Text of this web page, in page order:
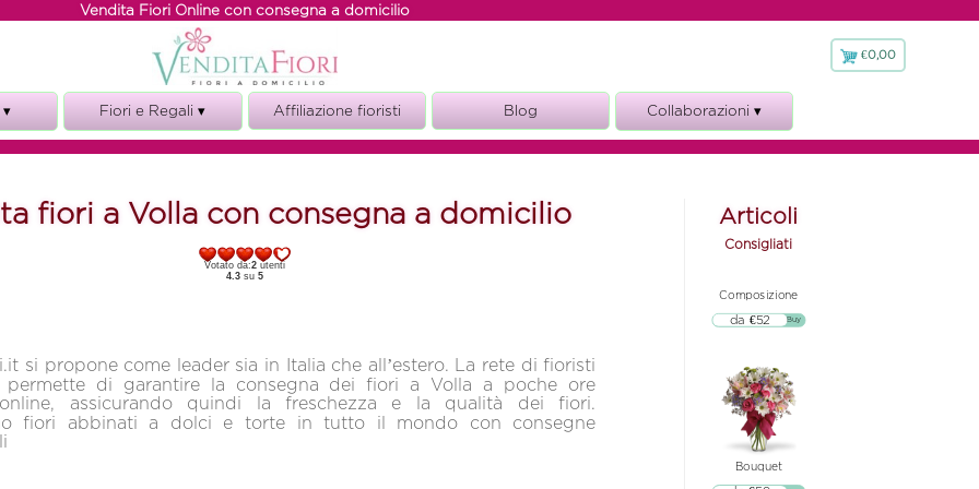
Vendita Fiori Online con consegna a domicilio
€0,00
€0,00
Fiori e Regali ▾
Fiori e Regali
Affiliazione fioristi Blog Collaborazioni ▾
fiori a Volla con consegna a domicilio
Votato da:2 utenti
4.3 su 5
si propone come leader sia in Italia che all’estero. La rete di fioristi
permette di garantire la consegna dei fiori a Volla a poche ore
online, assicurando quindi la freschezza e la qualità dei fiori.
fiori abbinati a dolci e torte in tutto il mondo con consegne
Articoli
Consigliati
Composizione
▷▷ Buy
da €52
Bouquet